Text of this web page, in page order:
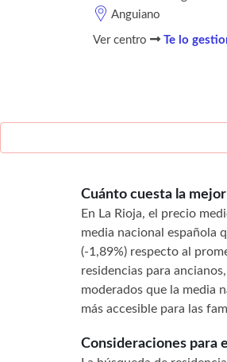
Anguiano
Ver centro Te lo
Cuánto cuesta la
En La Rioja, el precio
media nacional española
(-1,89%) respecto al
residencias para
moderados que la media
más accesible para las
Consideraciones para